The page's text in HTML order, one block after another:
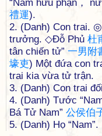
“Nam hữu phận，
禮運).
2. (Danh) Con trai.
trưởng. ◇Đỗ Phủ 杜
tân chiến tử” 一男 附
壕吏) Một đứa con
trai kia vừa tử trận.
3. (Danh) Con trai
4. (Danh) Tước
Bá Tử Nam” 公侯伯
5. (Danh) Họ “Nam”.